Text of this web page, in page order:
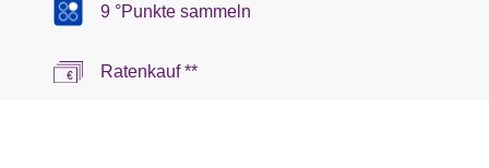
9 °Punkte sammeln
Ratenkauf **